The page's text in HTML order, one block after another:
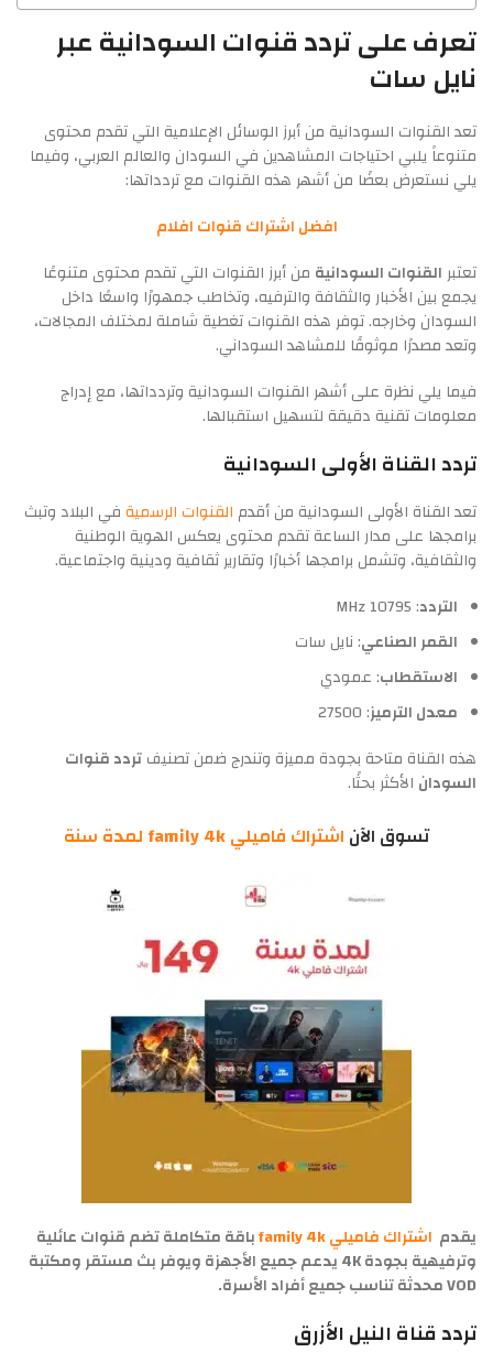
تعرف على تردد قنوات السودانية عبر
نايل سات
تعد القنوات السودانية من أبرز الوسائل الإعلامية التي تقدم محتوى
متنوعاً يلبي احتياجات المشاهدين في السودان والعالم العربي، وفيما
يلي نستعرض بعضًا من أشهر هذه القنوات مع تردداتها:
افضل اشتراك قنوات افلام
تعتبرالقنوات السودانية من أبرز القنوات التي تقدم محتوى متنوعًا
يجمع بين الأخبار والثقافة والترفيه، وتخاطب جمهورًا واسعًا داخل
السودان وخارجه. توفر هذه القنوات تغطية شاملة لمختلف المجالات،
وتعد مصدرًا موثوقًا للمشاهد السوداني.
فيما يلي نظرة على أشهر القنوات السودانية وتردداتها، مع إدراج
معلومات تقنية دقيقة لتسهيل استقبالها.
تردد القناة الأولى السودانية
تعد القناة الأولى السودانية من أقدم القنوات الرسميةفي البلاد وتبث
برامجها على مدار الساعة تقدم محتوى يعكس الهوية الوطنية
والثقافية، وتشمل برامجها أخبارًا وتقارير ثقافية ودينية واجتماعية.
التردد: 10795 MHz
القمر الصناعي: نايل سات
الاستقطاب: عمودي
معدل الترميز: 27500
هذه القناة متاحة بجودة مميزة وتندرج ضمن تصنيفتردد قنوات
السودان الأكثر بحثًا.
تسوق الآن اشتراك فاميلي family 4k لمدة سنة
يقدم اشتراك فاميلي family 4k
باقة متكاملة تضم قنوات عائلية
وترفيهية بجودة 4K يدعم جميع الأجهزة ويوفر بث مستقر ومكتبة
VOD محدثة تناسب جميع أفراد الأسرة.
تردد قناة النيل الأزرق